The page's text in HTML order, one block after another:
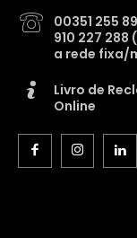
00351 255
910 227
a rede fixa/
Livro de
Online